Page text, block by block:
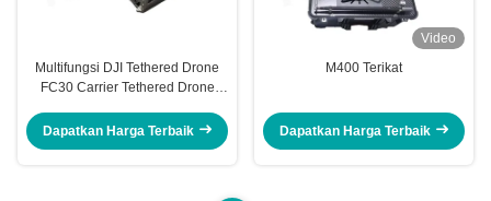
Multifungsi DJI Tethered Drone
FC30 Carrier Tethered Drone
Dapatkan Harga Terbaik
Video
M400 Terikat
Dapatkan Harga Terbaik